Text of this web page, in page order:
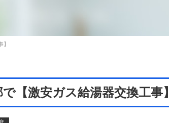
【激安ガス給湯器交換工事】